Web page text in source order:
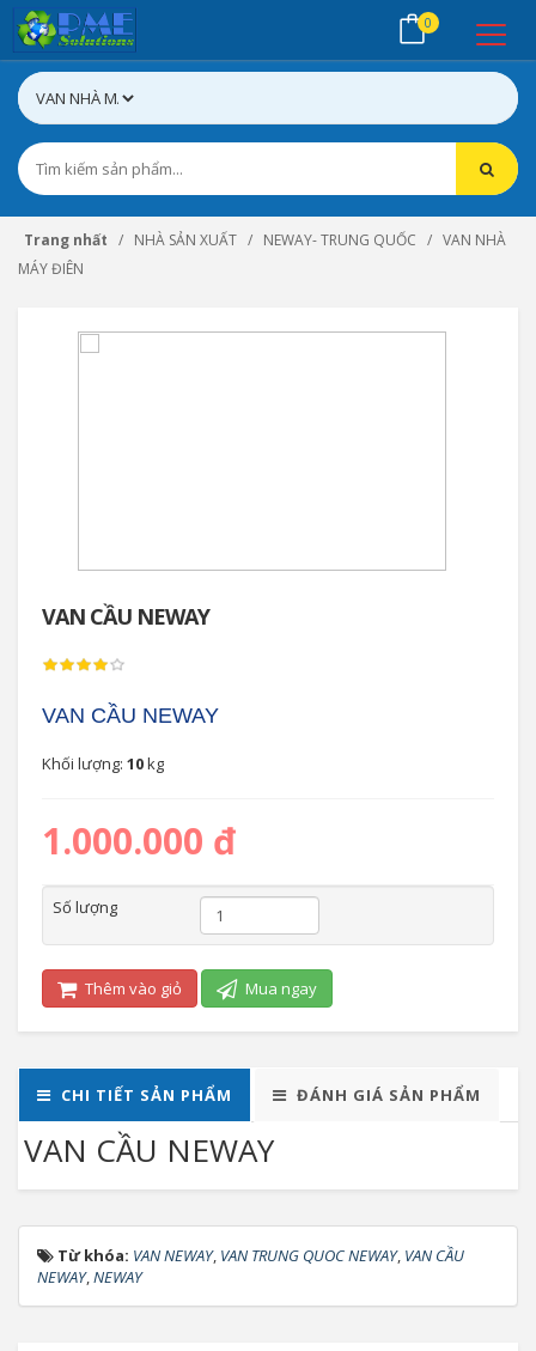
0
Trang nhất NHÀ SẢN XUẤT NEWAY- TRUNG QUỐC
VAN NHÀ
MÁY ĐIÊN
VAN CẦU NEWAY
VAN CẦU NEWAY
Khối lượng: 10kg
1.000.000 đ
Số lượng
Thêm vào giỏ Mua ngay
CHI TIẾT SẢN PHẨM ĐÁNH GIÁ SẢN PHẨM
VAN CẦU NEWAY
Từ khóa: VAN NEWAY, VAN TRUNG QUOC NEWAY, VAN CẦU
NEWAY,NEWAY